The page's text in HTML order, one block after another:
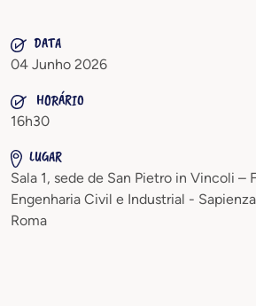
DATA
04 Junho 2026
HORÁRIO
16h30
LUGAR
Sala 1, sede de San Pietro in Vincoli –
Engenharia Civil e Industrial -
Roma